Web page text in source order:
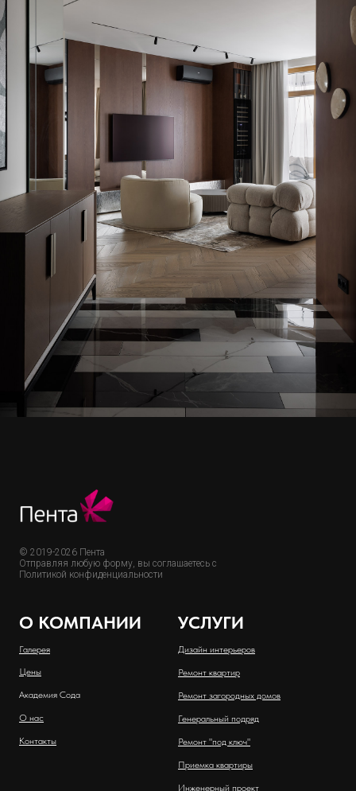
© 2019-2026 Пента
Отправляя любую форму, вы соглашаетесь с
Политикой конфиденциальности
О КОМПАНИИ
Галерея
Цены
Академия Сода
О нас
Контакты
УСЛУГИ
Дизайн интерьеров
Ремонт квартир
Ремонт загородных домов
Генеральный подряд
Ремонт "под ключ"
Приемка квартиры
Инженерный проект